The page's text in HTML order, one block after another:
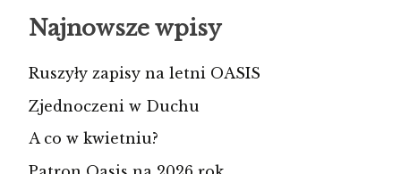
Najnowsze wpisy
Ruszyły zapisy na letni OASIS
Zjednoczeni w Duchu
A co w kwietniu?